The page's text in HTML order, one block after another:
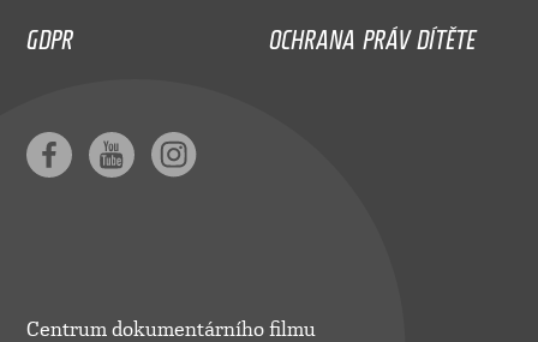
GDPR
OCHRANA PRÁV DÍTĚTE
Centrum dokumentárního filmu